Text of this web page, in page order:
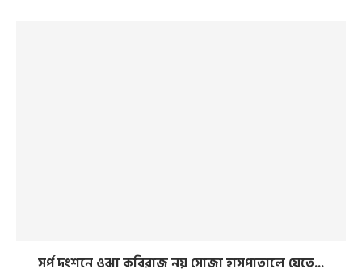
সর্প দংশনে ওঝা কবিরাজ নয় সোজা হাসপাতালে যেতে...